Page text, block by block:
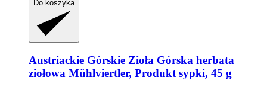
Do koszyka
Austriackie Górskie Zioła Górska herbata
ziołowa Mühlviertler, Produkt sypki, 45 g